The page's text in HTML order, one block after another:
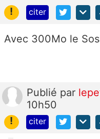
!
citer
Avec 300Mo le
Publié par
10h50
!
citer